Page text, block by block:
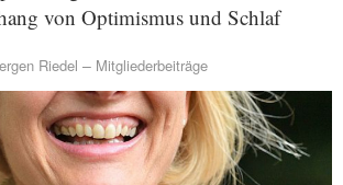
von Optimismus und Schlaf
Riedel Mitgliederbeiträge